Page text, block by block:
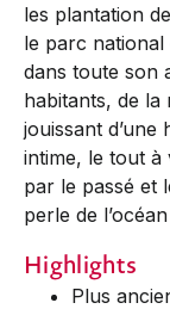
les plantation
le parc national
dans toute son
habitants, de
jouissant d’une
intime, le tout à
par le passé et
perle de
Highlights
Plus